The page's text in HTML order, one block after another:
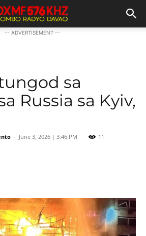
-- ADVERTISEMENT --
sa
Russia sa Kyiv,
- June 3, 2026 | 3:46 PM 11